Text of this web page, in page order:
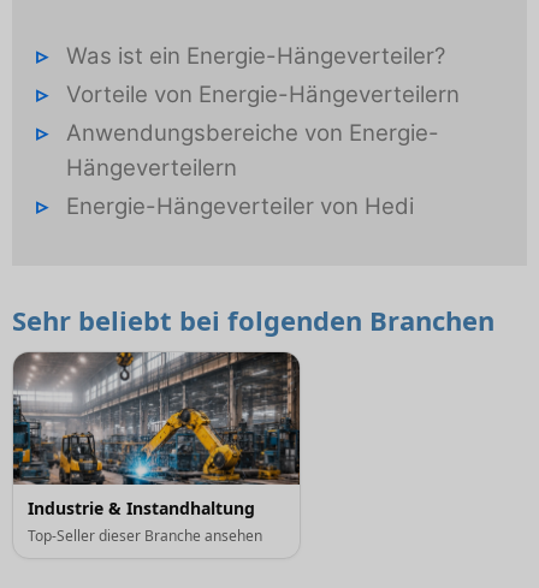
Was ist ein Energie-Hängeverteiler?
Vorteile von Energie-Hängeverteilern
Anwendungsbereiche von Energie-
Hängeverteilern
Energie-Hängeverteiler von Hedi
Sehr beliebt bei folgenden Branchen
Industrie & Instandhaltung
Top-Seller dieser Branche ansehen